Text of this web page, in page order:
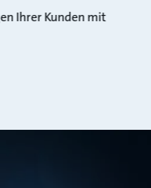
Ihrer Kunden mit